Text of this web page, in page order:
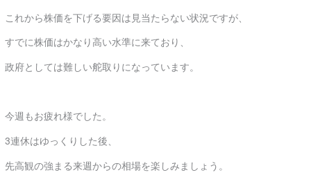
これから株価を下げる要因は見当たらない状況ですが、
すでに株価はかなり高い水準に来ており、
政府としては難しい舵取りになっています。
今週もお疲れ様でした。
3連休はゆっくりした後、
先高観の強まる来週からの相場を楽しみましょう。